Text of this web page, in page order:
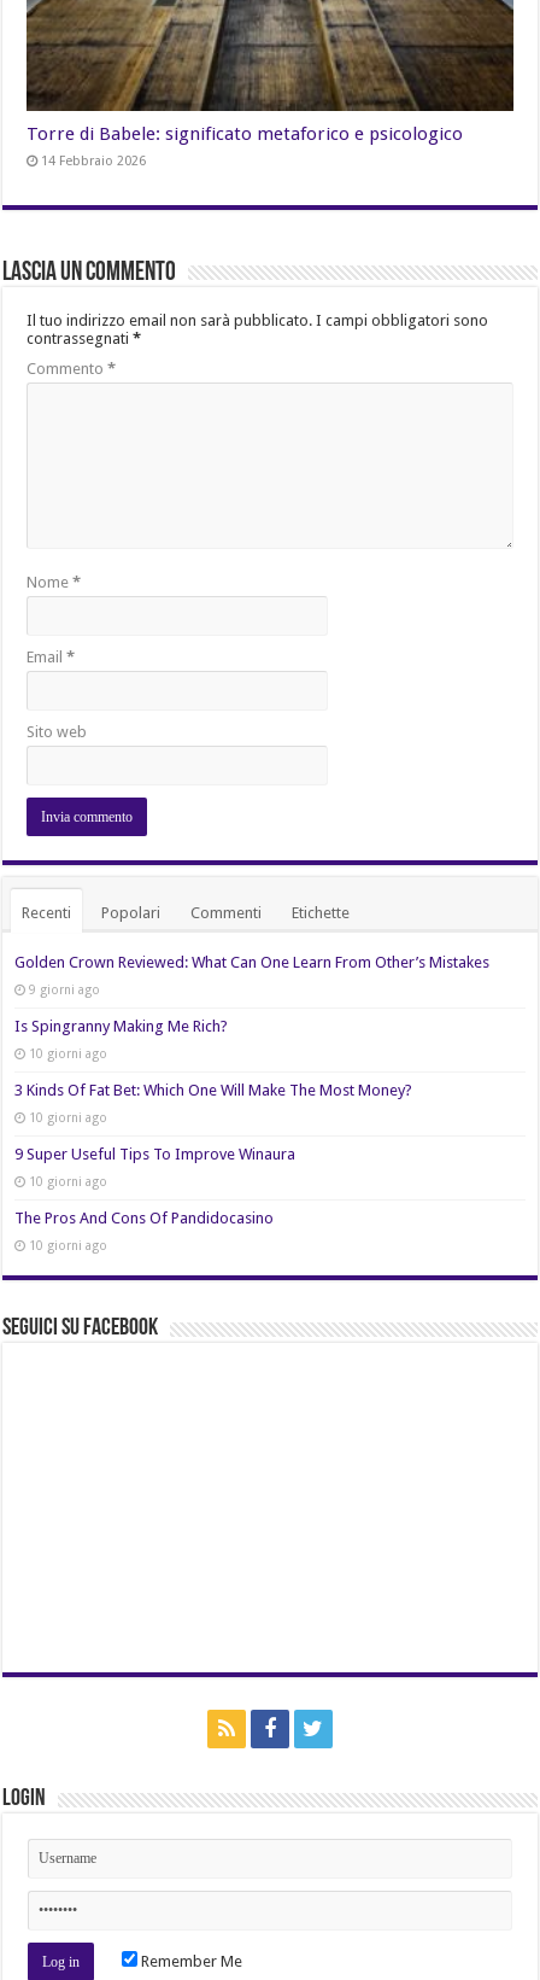
Torre di Babele: significato metaforico e psicologico
14 Febbraio 2026
Lascia un commento
Il tuo indirizzo email non sarà pubblicato. I campi obbligatori sono
contrassegnati*
Commento*
Nome*
Email*
Sito web
Recenti Popolari Commenti Etichette
Golden Crown Reviewed: What Can One Learn From Other’s Mistakes
9 giorni ago
Is Spingranny Making Me Rich?
10 giorni ago
3 Kinds Of Fat Bet: Which One Will Make The Most Money?
10 giorni ago
9 Super Useful Tips To Improve Winaura
10 giorni ago
The Pros And Cons Of Pandidocasino
10 giorni ago
Seguici su Facebook
Login
Remember Me